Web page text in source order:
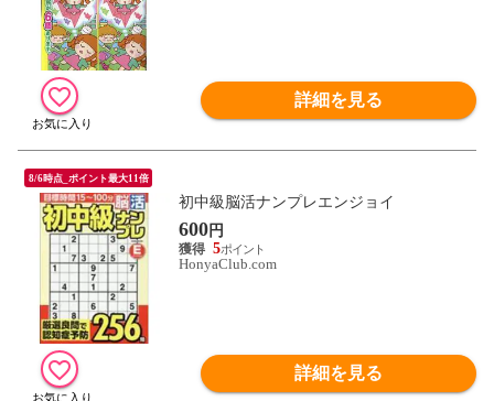
詳細を見る
8/6時点_ポイント最大11倍
初中級脳活ナンプレエンジョイ
600円
5
HonyaClub.com
詳細を見る